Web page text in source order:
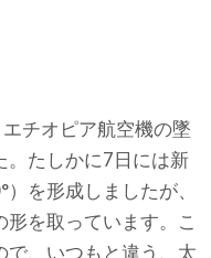
チオピア航空機の墜
。たしかに7日には新
を形成しましたが、
を取っています。こ
で、いつもと違う、太